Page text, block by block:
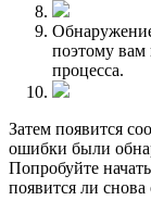
поэтому вам
процесса.
Затем появится
ошибки были
Попробуйте
появится ли